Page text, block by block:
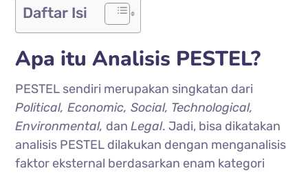
Daftar Isi
Apa itu Analisis PESTEL?
PESTEL sendiri merupakan singkatan dari
Political, Economic, Social, Technological,
Environmental, danLegal. Jadi, bisa dikatakan
analisis PESTEL dilakukan dengan menganalisis
faktor eksternal berdasarkan enam kategori